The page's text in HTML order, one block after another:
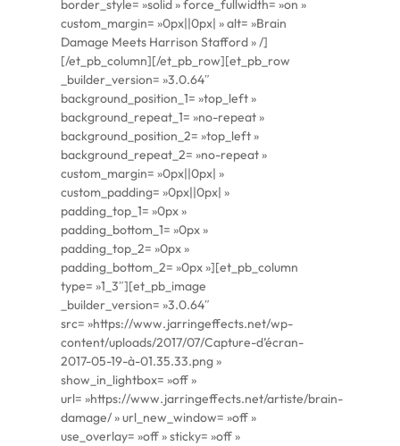
border_style= »solid » force_fullwidth= »on »
custom_margin= »0px||0px| » alt= »Brain
Damage Meets Harrison Stafford » /]
[/et_pb_column][/et_pb_row][et_pb_row
_builder_version= »3.0.64″
background_position_1= »top_left »
background_repeat_1= »no-repeat »
background_position_2= »top_left »
background_repeat_2= »no-repeat »
custom_margin= »0px||0px| »
custom_padding= »0px||0px| »
padding_top_1= »0px »
padding_bottom_1= »0px »
padding_top_2= »0px »
padding_bottom_2= »0px »][et_pb_column
type= »1_3″][et_pb_image
_builder_version= »3.0.64″
src= »https://www.jarringeffects.net/wp-
content/uploads/2017/07/Capture-d’écran-
2017-05-19-à-01.35.33.png »
show_in_lightbox= »off »
url= »https://www.jarringeffects.net/artiste/brain-
damage/ » url_new_window= »off »
use_overlay= »off » sticky= »off »